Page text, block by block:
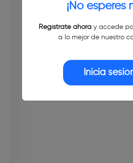
¡No esperes
Regístrate ahoray accede
a lo mejor de nuestro
Inicia